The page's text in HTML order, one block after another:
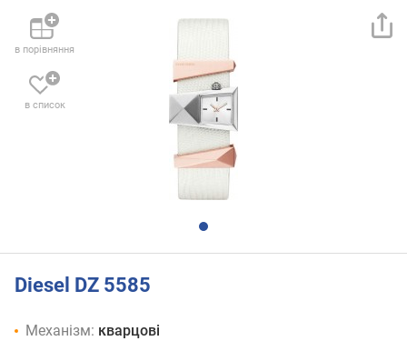
в порівняння
в список
Diesel DZ 5585
Механізм: кварцові